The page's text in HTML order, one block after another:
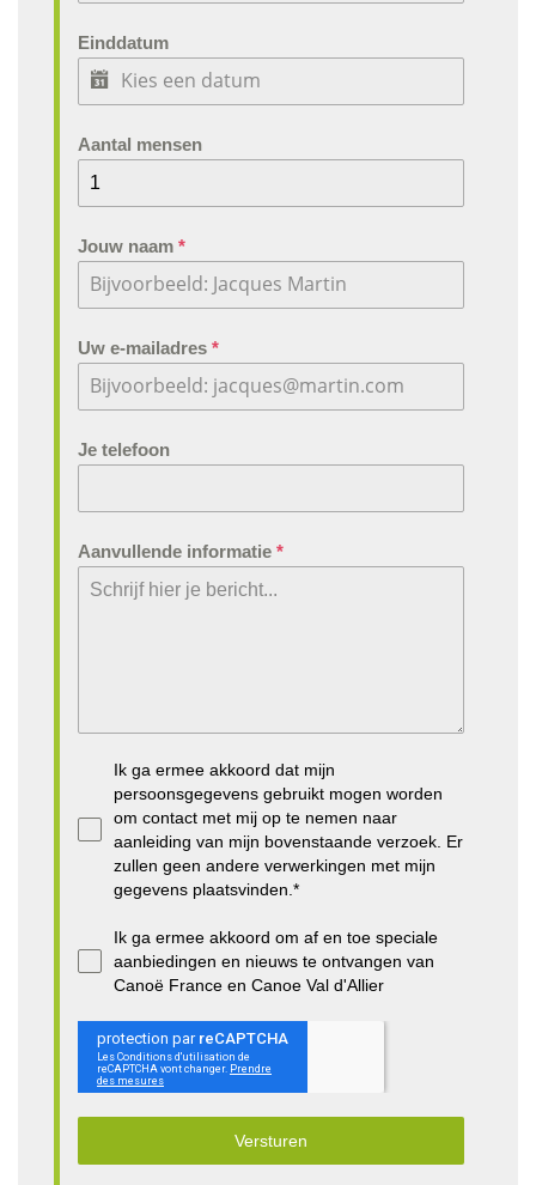
Einddatum
Aantal mensen
Jouw naam *
Uw e-mailadres *
Je telefoon
Aanvullende informatie *
Ik ga ermee akkoord dat mijn
persoonsgegevens gebruikt mogen worden
om contact met mij op te nemen naar
aanleiding van mijn bovenstaande verzoek. Er
zullen geen andere verwerkingen met mijn
gegevens plaatsvinden.*
Ik ga ermee akkoord om af en toe speciale
aanbiedingen en nieuws te ontvangen van
Canoë France en Canoe Val d'Allier
Versturen